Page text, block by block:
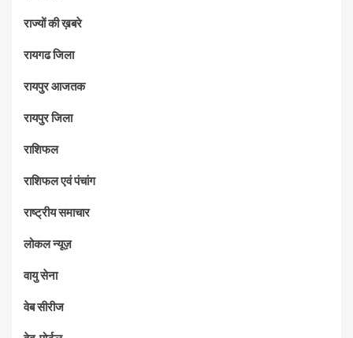
राज्यों की ख़बरे
रायगढ जिला
रायपुर आजतक
रायपुर जिला
राशिफल
राशिफल एवं पंचांग
राष्ट्रीय समाचार
लोकल न्यूज़
वायु सेना
वेब सीरीज